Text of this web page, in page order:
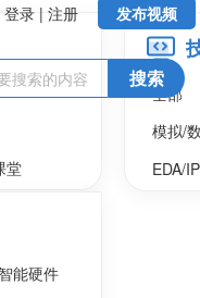
发布视频
登录 | 注册
搜索
堂
全部
模拟/
EDA/
智能硬件